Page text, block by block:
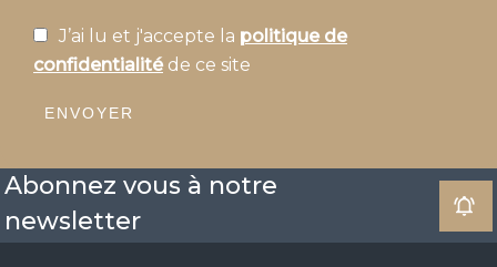
J’ai lu et j'accepte la politique de
confidentialitéde ce site
ENVOYER
Abonnez vous à notre
newsletter